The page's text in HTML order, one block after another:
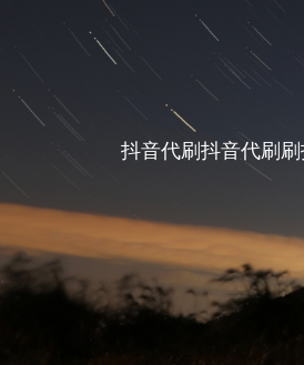
抖音代刷抖音代刷